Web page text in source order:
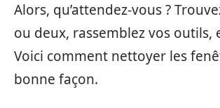
Alors, qu’attendez-vous ?
ou deux, rassemblez vos outils,
Voici comment nettoyer les
bonne façon.